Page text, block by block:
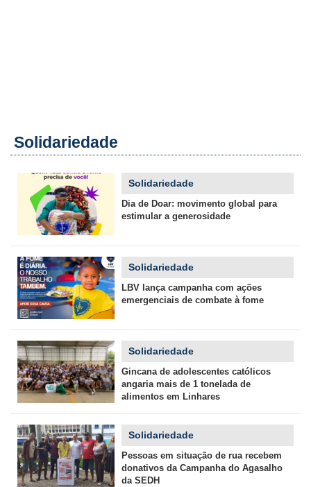
Solidariedade
Solidariedade
Dia de Doar: movimento global para
estimular a generosidade
Solidariedade
LBV lança campanha com ações
emergenciais de combate à fome
Solidariedade
Gincana de adolescentes católicos
angaria mais de 1 tonelada de
alimentos em Linhares
Solidariedade
Pessoas em situação de rua recebem
donativos da Campanha do Agasalho
da SEDH